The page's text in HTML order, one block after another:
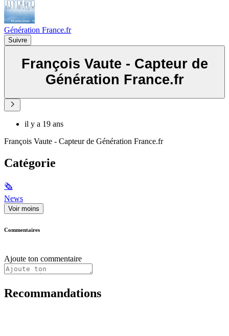
Génération France.fr
Suivre
François Vaute - Capteur de
Génération France.fr
il y a 19 ans
François Vaute - Capteur de Génération France.fr
Catégorie
🗞
News
Voir moins
Commentaires
Ajoute ton commentaire
Recommandations